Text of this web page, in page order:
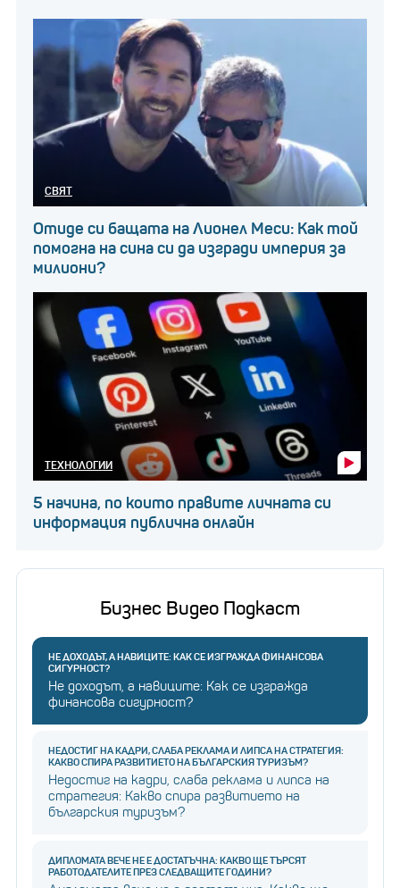
СВЯТ
Отиде си бащата на Лионел Меси: Как той
помогна на сина си да изгради империя за
милиони?
ТЕХНОЛОГИИ
5 начина, по които правите личната си
информация публична онлайн
Бизнес Видео Подкаст
НЕ ДОХОДЪТ, А НАВИЦИТЕ: КАК СЕ ИЗГРАЖДА ФИНАНСОВА
СИГУРНОСТ?
Не доходът, а навиците: Как се изгражда
финансова сигурност?
НЕДОСТИГ НА КАДРИ, СЛАБА РЕКЛАМА И ЛИПСА НА СТРАТЕГИЯ:
КАКВО СПИРА РАЗВИТИЕТО НА БЪЛГАРСКИЯ ТУРИЗЪМ?
Недостиг на кадри, слаба реклама и липса на
стратегия: Какво спира развитието на
българския туризъм?
ДИПЛОМАТА ВЕЧЕ НЕ Е ДОСТАТЪЧНА: КАКВО ЩЕ ТЪРСЯТ
РАБОТОДАТЕЛИТЕ ПРЕЗ СЛЕДВАЩИТЕ ГОДИНИ?